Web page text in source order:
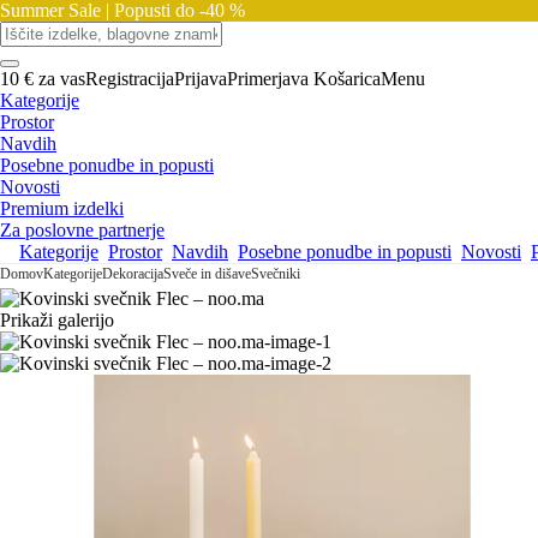
Summer Sale | Popusti do -40 %
10 € za vasRegistracijaPrijavaPrimerjava KošaricaMenu
Kategorije
Prostor
Navdih
Posebne ponudbe in popusti
Novosti
Premium izdelki
Za poslovne partnerje
Kategorije Prostor Navdih Posebne ponudbe in popusti Novosti
DomovKategorijeDekoracijaSveče in dišaveSvečniki
Prikaži galerijo